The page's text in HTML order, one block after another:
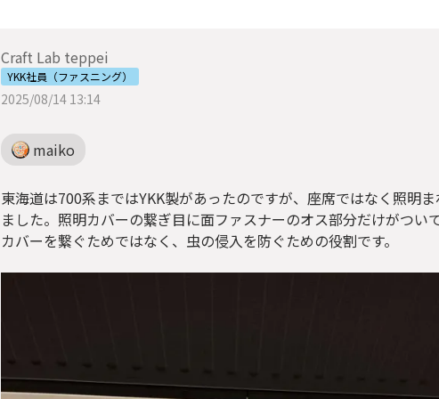
Craft Lab teppei
YKK社員（ファスニング）
2025/08/14 13:14
maiko
東海道は700系まではYKK製があったのですが、座席ではなく照明
ました。照明カバーの繋ぎ目に面ファスナーのオス部分だけがつい
カバーを繋ぐためではなく、虫の侵入を防ぐための役割です。